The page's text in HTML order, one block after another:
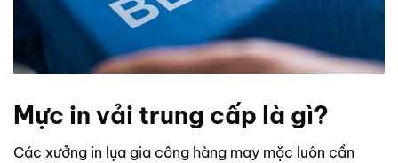
Mực in vải trung cấp là gì?
Các xưởng in lụa gia công hàng may mặc luôn cần